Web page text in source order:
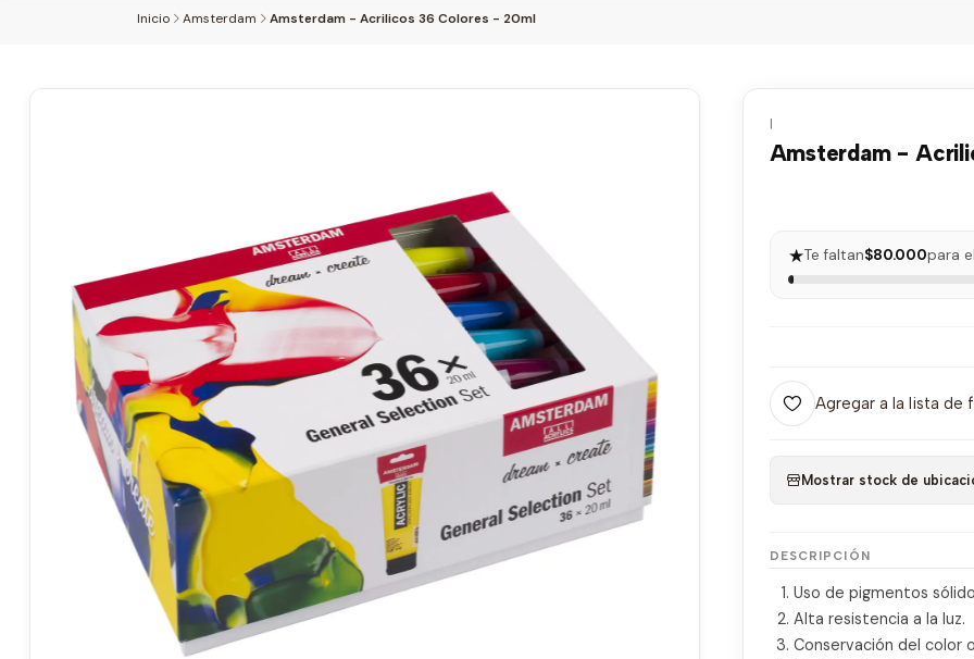
Inicio Amsterdam Amsterdam - Acrilicos 36 Colores - 20ml
|
Amsterdam -
★Te faltan$80.000para
Agregar a la lista de
Mostrar stock de
DESCRIPCIÓN
Uso de pigmentos
Alta resistencia a la luz.
Conservación del color